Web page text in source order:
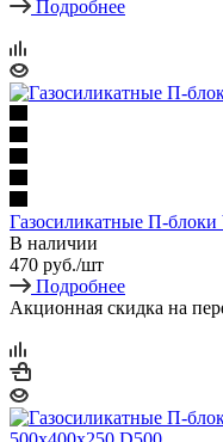
Подробнее
Газосиликатные П-
В наличии
470 руб./шт
Подробнее
Акционная скидка на